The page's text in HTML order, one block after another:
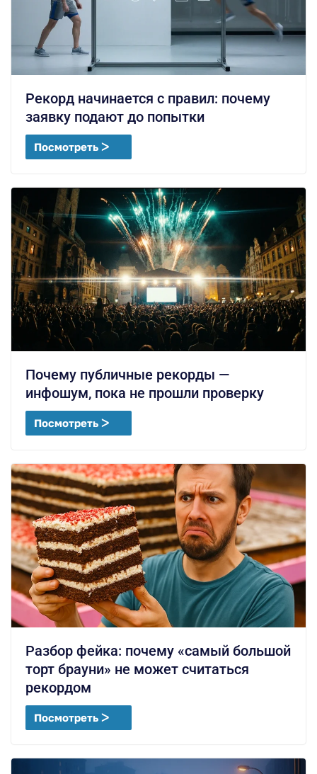
Рекорд начинается с правил: почему
заявку подают до попытки
Посмотреть ᐳ
Почему публичные рекорды —
инфошум, пока не прошли проверку
Посмотреть ᐳ
Разбор фейка: почему «самый большой
торт брауни» не может считаться
рекордом
Посмотреть ᐳ